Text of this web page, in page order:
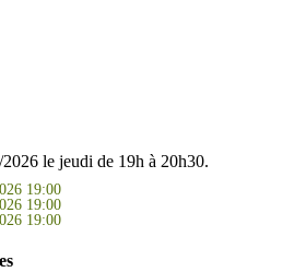
le jeudi de 19h à 20h30.
19:00
19:00
19:00